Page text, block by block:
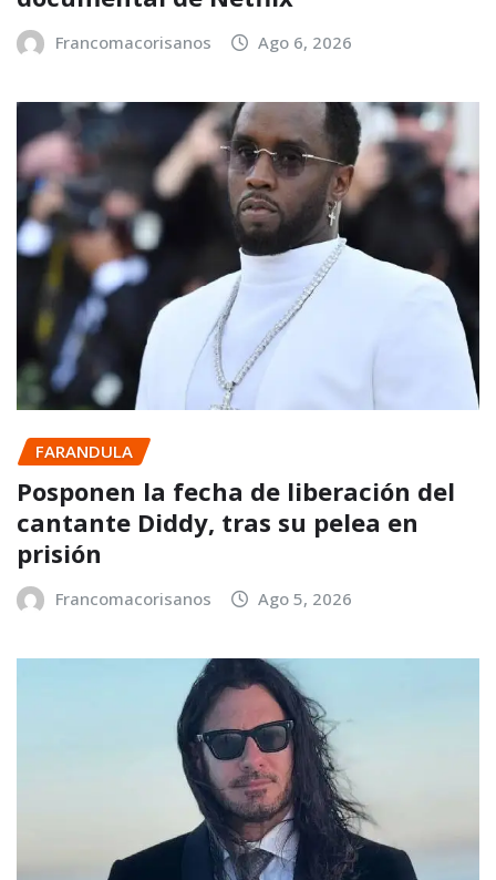
Francomacorisanos Ago 6, 2026
FARANDULA
Posponen la fecha de liberación del
cantante Diddy, tras su pelea en
prisión
Francomacorisanos Ago 5, 2026